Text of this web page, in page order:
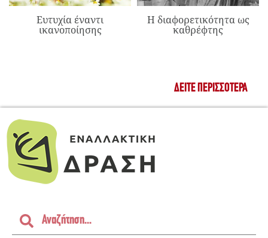
Ευτυχία έναντι
ικανοποίησης
Η διαφορετικότητα ως
καθρέφτης
ΔΕΊΤΕ ΠΕΡΙΣΣΌΤΕΡΑ